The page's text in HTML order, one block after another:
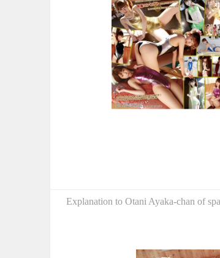
Explanation to Otani Ayaka-chan of